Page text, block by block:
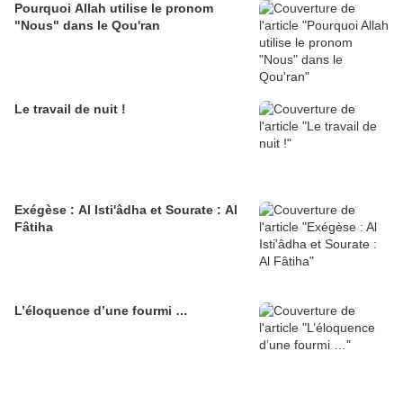
Pourquoi Allah utilise le pronom
"Nous" dans le Qou'ran
Le travail de nuit !
Exégèse : Al Isti'âdha et Sourate : Al
Fâtiha
L’éloquence d’une fourmi …